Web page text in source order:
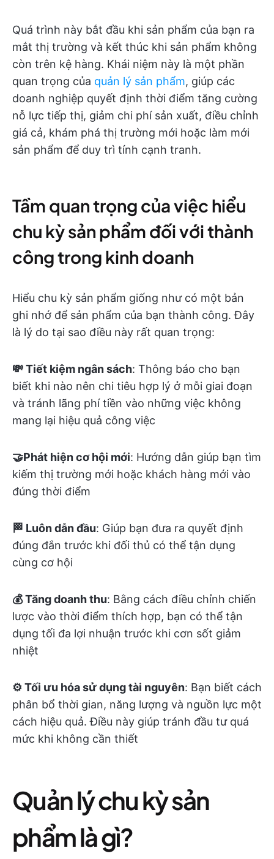
Quá trình này bắt đầu khi sản phẩm của bạn ra
mắt thị trường và kết thúc khi sản phẩm không
còn trên kệ hàng. Khái niệm này là một phần
quan trọng của quản lý sản phẩm, giúp các
doanh nghiệp quyết định thời điểm tăng cường
nỗ lực tiếp thị, giảm chi phí sản xuất, điều chỉnh
giá cả, khám phá thị trường mới hoặc làm mới
sản phẩm để duy trì tính cạnh tranh.
Tầm quan trọng của việc hiểu
chu kỳ sản phẩm đối với thành
công trong kinh doanh
Hiểu chu kỳ sản phẩm giống như có một bản
ghi nhớ để sản phẩm của bạn thành công. Đây
là lý do tại sao điều này rất quan trọng:
💸 Tiết kiệm ngân sách: Thông báo cho bạn
biết khi nào nên chi tiêu hợp lý ở mỗi giai đoạn
và tránh lãng phí tiền vào những việc không
mang lại hiệu quả công việc
🤝Phát hiện cơ hội mới: Hướng dẫn giúp bạn tìm
kiếm thị trường mới hoặc khách hàng mới vào
đúng thời điểm
🏁 Luôn dẫn đầu: Giúp bạn đưa ra quyết định
đúng đắn trước khi đối thủ có thể tận dụng
cùng cơ hội
💰 Tăng doanh thu: Bằng cách điều chỉnh chiến
lược vào thời điểm thích hợp, bạn có thể tận
dụng tối đa lợi nhuận trước khi cơn sốt giảm
nhiệt
⚙️ Tối ưu hóa sử dụng tài nguyên: Bạn biết cách
phân bổ thời gian, năng lượng và nguồn lực một
cách hiệu quả. Điều này giúp tránh đầu tư quá
mức khi không cần thiết
Quản lý chu kỳ sản
phẩm là gì?